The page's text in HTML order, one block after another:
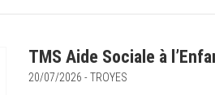
TMS Aide Sociale à
20/07/2026 - TROYES